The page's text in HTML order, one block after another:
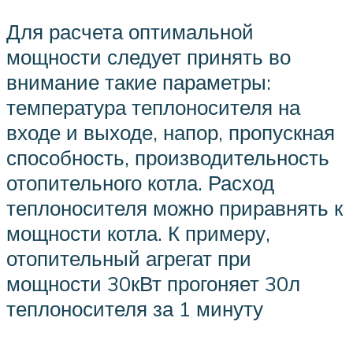
Для расчета оптимальной
мощности следует принять во
внимание такие параметры:
температура теплоносителя на
входе и выходе, напор, пропускная
способность, производительность
отопительного котла. Расход
теплоносителя можно приравнять к
мощности котла. К примеру,
отопительный агрегат при
мощности 30кВт прогоняет 30л
теплоносителя за 1 минуту